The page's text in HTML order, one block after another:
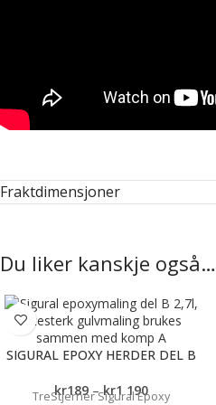
Fraktdimensjoner
Du liker kanskje også…
SIGURAL EPOXY HERDER DEL B
kr189 – kr1 190
TreStjerner Sigural Epoxy